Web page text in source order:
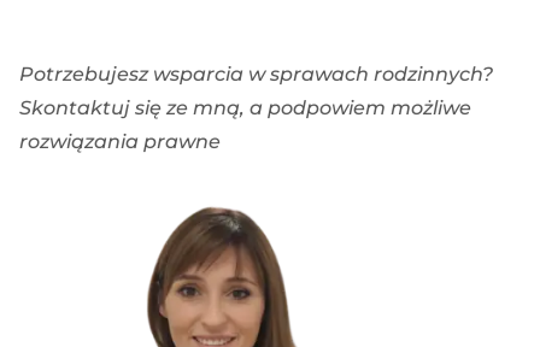
Potrzebujesz wsparcia w sprawach rodzinnych?
Skontaktuj się ze mną, a podpowiem możliwe
rozwiązania prawne